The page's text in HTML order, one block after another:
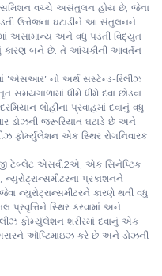
વચ્ચે અસંતુલન હોય છે, જેના
ઉત્તેજના ઘટાડીને આ સંતુલનને
અસામાન્ય અને વધુ પડતી વિદ્યુત
કારણ બને છે. તે આંચકીની આવર્તન
નો અર્થ સસ્ટેન્ડ-રિલીઝ
ધીમે ધીમે દવા છોડવા
લોહીના પ્રવાહમાં દવાનું વધુ
ડોઝની જરૂરિયાત ઘટાડે છે અને
ફોર્મ્યુલેશન એક સ્થિર રોગનિવારક
ટેબ્લેટ એસવી2એ, એક સિનેપ્ટિક
પ્રકાશનને
ન્યુરોટ્રાન્સમીટરને કારણે થતી વધુ
પ્રવૃત્તિને સ્થિર કરવામાં અને
ફોર્મ્યુલેશન શરીરમાં દવાનું એક
ઑપ્ટિમાઇઝ કરે છે અને ડોઝની